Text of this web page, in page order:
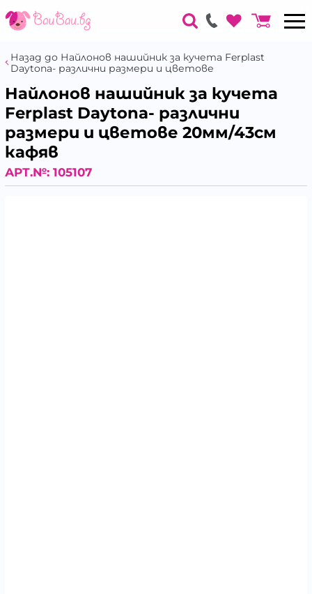
Назад до Найлонов нашийник за кучета Ferplast
Daytona- различни размери и цветове
Найлонов нашийник за кучета
Ferplast Daytona- различни
размери и цветове 20мм/43см
кафяв
АРТ.№: 105107